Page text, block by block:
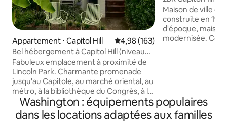
Appartement ⋅ Capitol Hill Évaluation moyenne sur la
4,98 (163)
Bel hébergement à Capitol Hill (niveau
inférieur)
Fabuleux emplacement à proximité de
Lincoln Park. Charmante promenade
jusqu'au Capitole, au marché oriental, au
métro, à la bibliothèque du Congrès, à la
Cour suprême en moins de 20 minutes.
Les vélos en libre-service et les Ubers
bon marché abondent. Le niveau
Friendly - Maison
à Capitol Hill
Maison de ville
construite en
d'époque, mais
modernisée.
ferme et
Visitez les
Mall en vélo
Washington : équipements populaires
dans les locations adaptées aux familles